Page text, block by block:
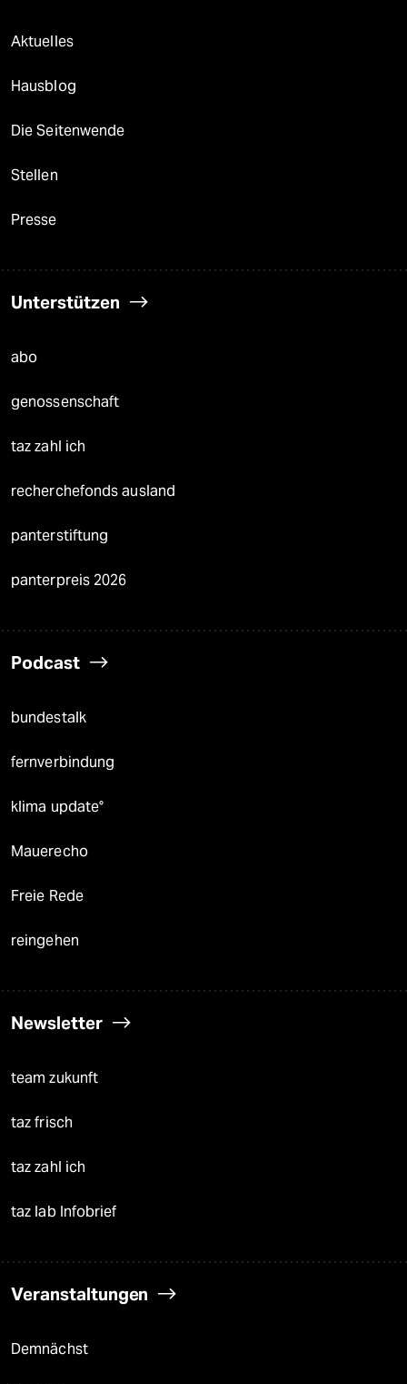
Aktuelles
Hausblog
Die Seitenwende
Stellen
Presse
Unterstützen
abo
genossenschaft
taz zahl ich
recherchefonds ausland
panterstiftung
panterpreis 2026
Podcast
bundestalk
fernverbindung
klima update°
Mauerecho
Freie Rede
reingehen
Newsletter
team zukunft
taz frisch
taz zahl ich
taz lab Infobrief
Veranstaltungen
Demnächst